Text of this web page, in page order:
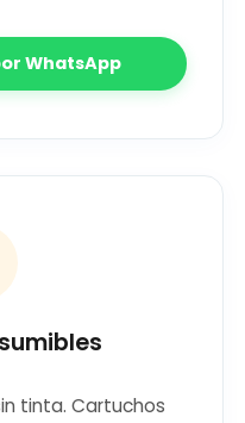
WhatsApp
tinta. Cartuchos